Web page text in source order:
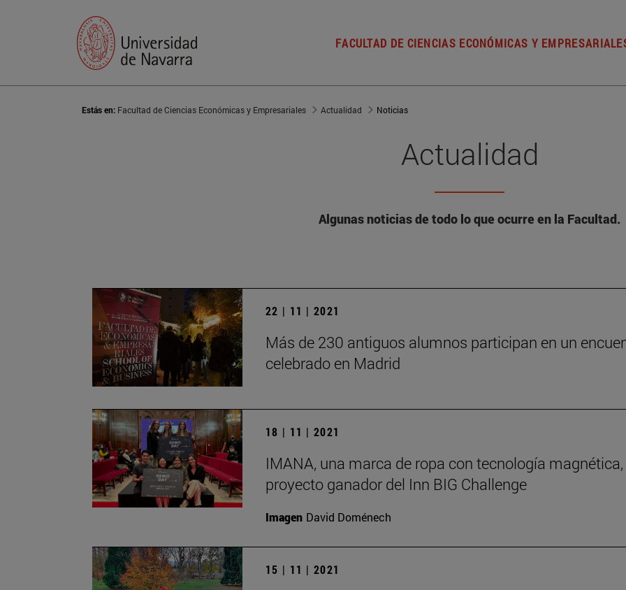
FACULTAD DE CIENCIAS ECONÓMICAS Y
Estás en: Facultad de Ciencias Económicas y Empresariales Actualidad Noticias
Actualidad
Algunas noticias de todo lo que ocurre en la Facultad.
22 | 11 | 2021
Más de 230 antiguos alumnos participan en un
celebrado en Madrid
18 | 11 | 2021
IMANA, una marca de ropa con tecnología magnética,
proyecto ganador del Inn BIG Challenge
Imagen David Doménech
15 | 11 | 2021